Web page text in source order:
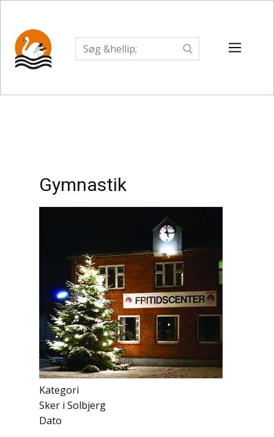
Gymnastik
Kategori
Sker i Solbjerg
Dato